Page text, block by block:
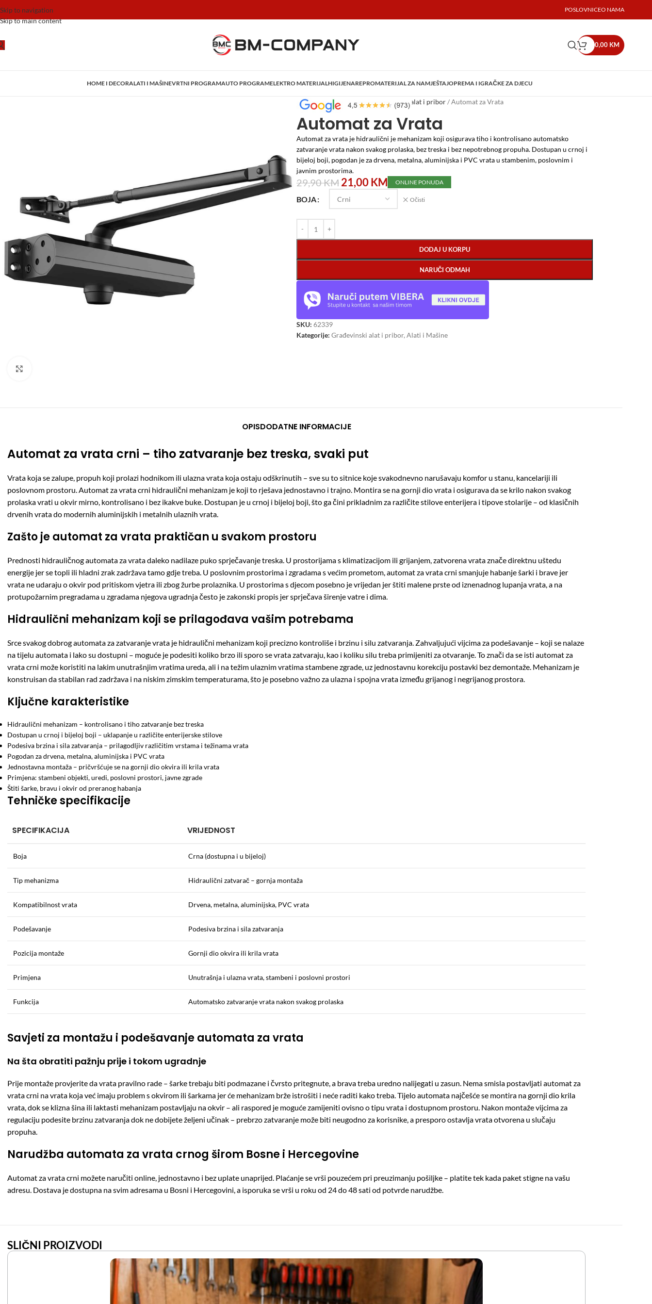
Skip to navigation
Skip to main content
POSLOVNICEO NAMA
0,00 KM
HOME I DECORALATI I MAŠINEVRTNI PROGRAMAUTO PROGRAMELEKTRO MATERIJALHIGIJENAREPROMATERIJAL ZA NAMJEŠTAJOPREMA I IGRAČKE ZA DJECU
Početna/Alati i Mašine / Građevinski alat i pribor/Automat za Vrata
Automat za Vrata
Automat za vrata je hidraulični je mehanizam koji osigurava tiho i kontrolisano automatsko
zatvaranje vrata nakon svakog prolaska, bez treska i bez nepotrebnog propuha. Dostupan u crnoj i
bijeloj boji, pogodan je za drvena, metalna, aluminijska i PVC vrata u stambenim, poslovnim i
javnim prostorima.
29,90KM 21,00KM ONLINE PONUDA
BOJA Očisti
DODAJ U KORPU
NARUČI ODMAH
SKU: 62339
Kategorije: Građevinski alat i pribor, Alati i Mašine
OPISDODATNE INFORMACIJE
Automat za vrata crni – tiho zatvaranje bez treska, svaki put
Vrata koja se zalupe, propuh koji prolazi hodnikom ili ulazna vrata koja ostaju odškrinutih – sve su to sitnice koje svakodnevno narušavaju komfor u stanu, kancelariji ili
poslovnom prostoru. Automat za vrata crni hidraulični mehanizam je koji to rješava jednostavno i trajno. Montira se na gornji dio vrata i osigurava da se krilo nakon svakog
prolaska vrati u okvir mirno, kontrolisano i bez ikakve buke. Dostupan je u crnoj i bijeloj boji, što ga čini prikladnim za različite stilove enterijera i tipove stolarije – od klasičnih
drvenih vrata do modernih aluminijskih i metalnih ulaznih vrata.
Zašto je automat za vrata praktičan u svakom prostoru
Prednosti hidrauličnog automata za vrata daleko nadilaze puko sprječavanje treska. U prostorijama s klimatizacijom ili grijanjem, zatvorena vrata znače direktnu uštedu
energije jer se topli ili hladni zrak zadržava tamo gdje treba. U poslovnim prostorima i zgradama s većim prometom, automat za vrata crni smanjuje habanje šarki i brave jer
vrata ne udaraju o okvir pod pritiskom vjetra ili zbog žurbe prolaznika. U prostorima s djecom posebno je vrijedan jer štiti malene prste od iznenadnog lupanja vrata, a na
protupožarnim pregradama u zgradama njegova ugradnja često je zakonski propis jer sprječava širenje vatre i dima.
Hidraulični mehanizam koji se prilagođava vašim potrebama
Srce svakog dobrog automata za zatvaranje vrata je hidraulični mehanizam koji precizno kontroliše i brzinu i silu zatvaranja. Zahvaljujući vijcima za podešavanje – koji se nalaze
na tijelu automata i lako su dostupni – moguće je podesiti koliko brzo ili sporo se vrata zatvaraju, kao i koliku silu treba primijeniti za otvaranje. To znači da se isti automat za
vrata crni može koristiti na lakim unutrašnjim vratima ureda, ali i na težim ulaznim vratima stambene zgrade, uz jednostavnu korekciju postavki bez demontaže. Mehanizam je
konstruisan da stabilan rad zadržava i na niskim zimskim temperaturama, što je posebno važno za ulazna i spojna vrata između grijanog i negrijanog prostora.
Ključne karakteristike
Hidraulični mehanizam – kontrolisano i tiho zatvaranje bez treska
Dostupan u crnoj i bijeloj boji – uklapanje u različite enterijerske stilove
Podesiva brzina i sila zatvaranja – prilagodljiv različitim vrstama i težinama vrata
Pogodan za drvena, metalna, aluminijska i PVC vrata
Jednostavna montaža – pričvršćuje se na gornji dio okvira ili krila vrata
Primjena: stambeni objekti, uredi, poslovni prostori, javne zgrade
Štiti šarke, bravu i okvir od preranog habanja
Tehničke specifikacije
SPECIFIKACIJA VRIJEDNOST
Boja Crna (dostupna i u bijeloj)
Tip mehanizma Hidraulični zatvarač – gornja montaža
Kompatibilnost vrata Drvena, metalna, aluminijska, PVC vrata
Podešavanje Podesiva brzina i sila zatvaranja
Pozicija montaže Gornji dio okvira ili krila vrata
Primjena Unutrašnja i ulazna vrata, stambeni i poslovni prostori
Funkcija Automatsko zatvaranje vrata nakon svakog prolaska
Savjeti za montažu i podešavanje automata za vrata
Na šta obratiti pažnju prije i tokom ugradnje
Prije montaže provjerite da vrata pravilno rade – šarke trebaju biti podmazane i čvrsto pritegnute, a brava treba uredno nalijegati u zasun. Nema smisla postavljati automat za
vrata crni na vrata koja već imaju problem s okvirom ili šarkama jer će mehanizam brže istrošiti i neće raditi kako treba. Tijelo automata najčešće se montira na gornji dio krila
vrata, dok se klizna šina ili laktasti mehanizam postavljaju na okvir – ali raspored je moguće zamijeniti ovisno o tipu vrata i dostupnom prostoru. Nakon montaže vijcima za
regulaciju podesite brzinu zatvaranja dok ne dobijete željeni učinak – prebrzo zatvaranje može biti neugodno za korisnike, a presporo ostavlja vrata otvorena u slučaju
propuha.
Narudžba automata za vrata crnog širom Bosne i Hercegovine
Automat za vrata crni možete naručiti online, jednostavno i bez uplate unaprijed. Plaćanje se vrši pouzećem pri preuzimanju pošiljke – platite tek kada paket stigne na vašu
adresu. Dostava je dostupna na svim adresama u Bosni i Hercegovini, a isporuka se vrši u roku od 24 do 48 sati od potvrde narudžbe.
SLIČNI PROIZVODI